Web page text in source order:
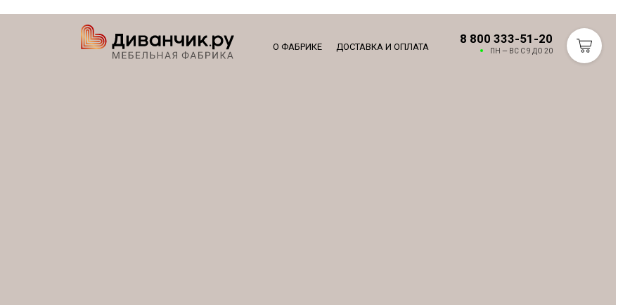
О ФАБРИКЕ ДОСТАВКА И ОПЛАТА
8 800 333-51-20
ПН — ВС С 9 ДО 20